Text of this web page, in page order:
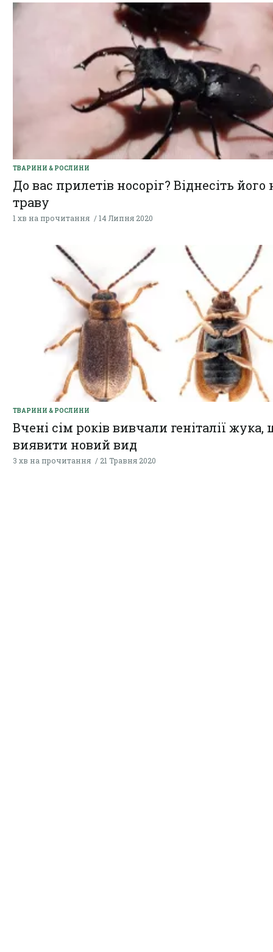
ТВАРИНИ & РОСЛИНИ
До вас прилетів носоріг? Віднесіть його
траву
1 хв на прочитання 14 Липня 2020
ТВАРИНИ & РОСЛИНИ
Вчені сім років вивчали геніталії жука,
виявити новий вид
3 хв на прочитання 21 Травня 2020